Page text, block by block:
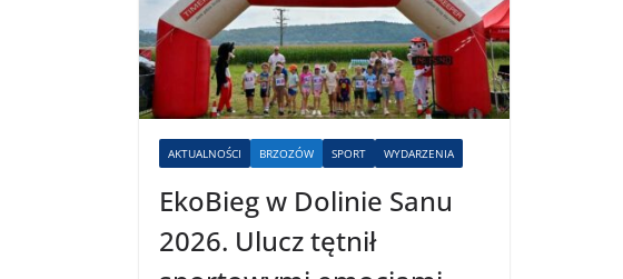
AKTUALNOŚCI BRZOZÓW SPORT WYDARZENIA
EkoBieg w Dolinie Sanu
2026. Ulucz tętnił